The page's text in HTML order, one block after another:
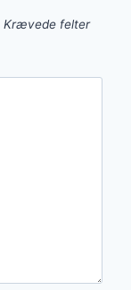
Krævede felter